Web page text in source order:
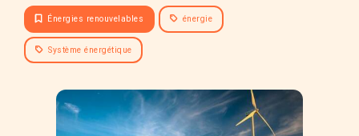
Énergies renouvelables énergie
Système énergétique